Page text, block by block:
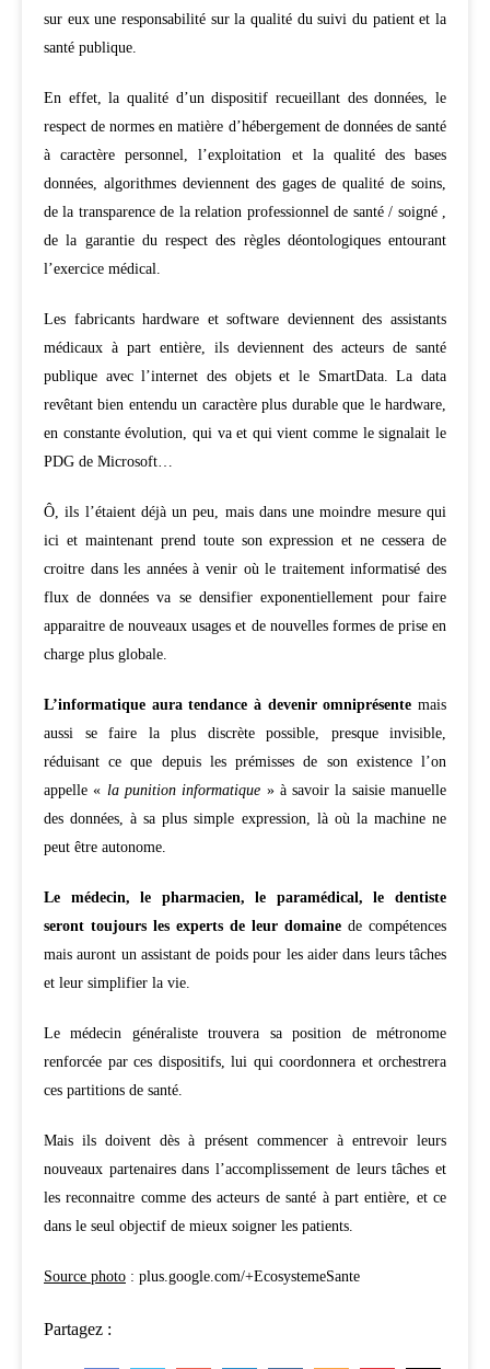
sur eux une responsabilité sur la qualité du suivi du patient et la
santé publique.
En effet, la qualité d’un dispositif recueillant des données, le
respect de normes en matière d’hébergement de données de santé
à caractère personnel, l’exploitation et la qualité des bases
données, algorithmes deviennent des gages de qualité de soins,
de la transparence de la relation professionnel de santé / soigné ,
de la garantie du respect des règles déontologiques entourant
l’exercice médical.
Les fabricants hardware et software deviennent des assistants
médicaux à part entière, ils deviennent des acteurs de santé
publique avec l’internet des objets et le SmartData. La data
revêtant bien entendu un caractère plus durable que le hardware,
en constante évolution, qui va et qui vient comme le signalait le
PDG de Microsoft…
Ô, ils l’étaient déjà un peu, mais dans une moindre mesure qui
ici et maintenant prend toute son expression et ne cessera de
croitre dans les années à venir où le traitement informatisé des
flux de données va se densifier exponentiellement pour faire
apparaitre de nouveaux usages et de nouvelles formes de prise en
charge plus globale.
L’informatique aura tendance à devenir omniprésente mais
aussi se faire la plus discrète possible, presque invisible,
réduisant ce que depuis les prémisses de son existence l’on
appelle « la punition informatique » à savoir la saisie manuelle
des données, à sa plus simple expression, là où la machine ne
peut être autonome.
Le médecin, le pharmacien, le paramédical, le dentiste
seront toujours les experts de leur domaine de compétences
mais auront un assistant de poids pour les aider dans leurs tâches
et leur simplifier la vie.
Le médecin généraliste trouvera sa position de métronome
renforcée par ces dispositifs, lui qui coordonnera et orchestrera
ces partitions de santé.
Mais ils doivent dès à présent commencer à entrevoir leurs
nouveaux partenaires dans l’accomplissement de leurs tâches et
les reconnaitre comme des acteurs de santé à part entière, et ce
dans le seul objectif de mieux soigner les patients.
Source photo : plus.google.com/+EcosystemeSante
Partagez :